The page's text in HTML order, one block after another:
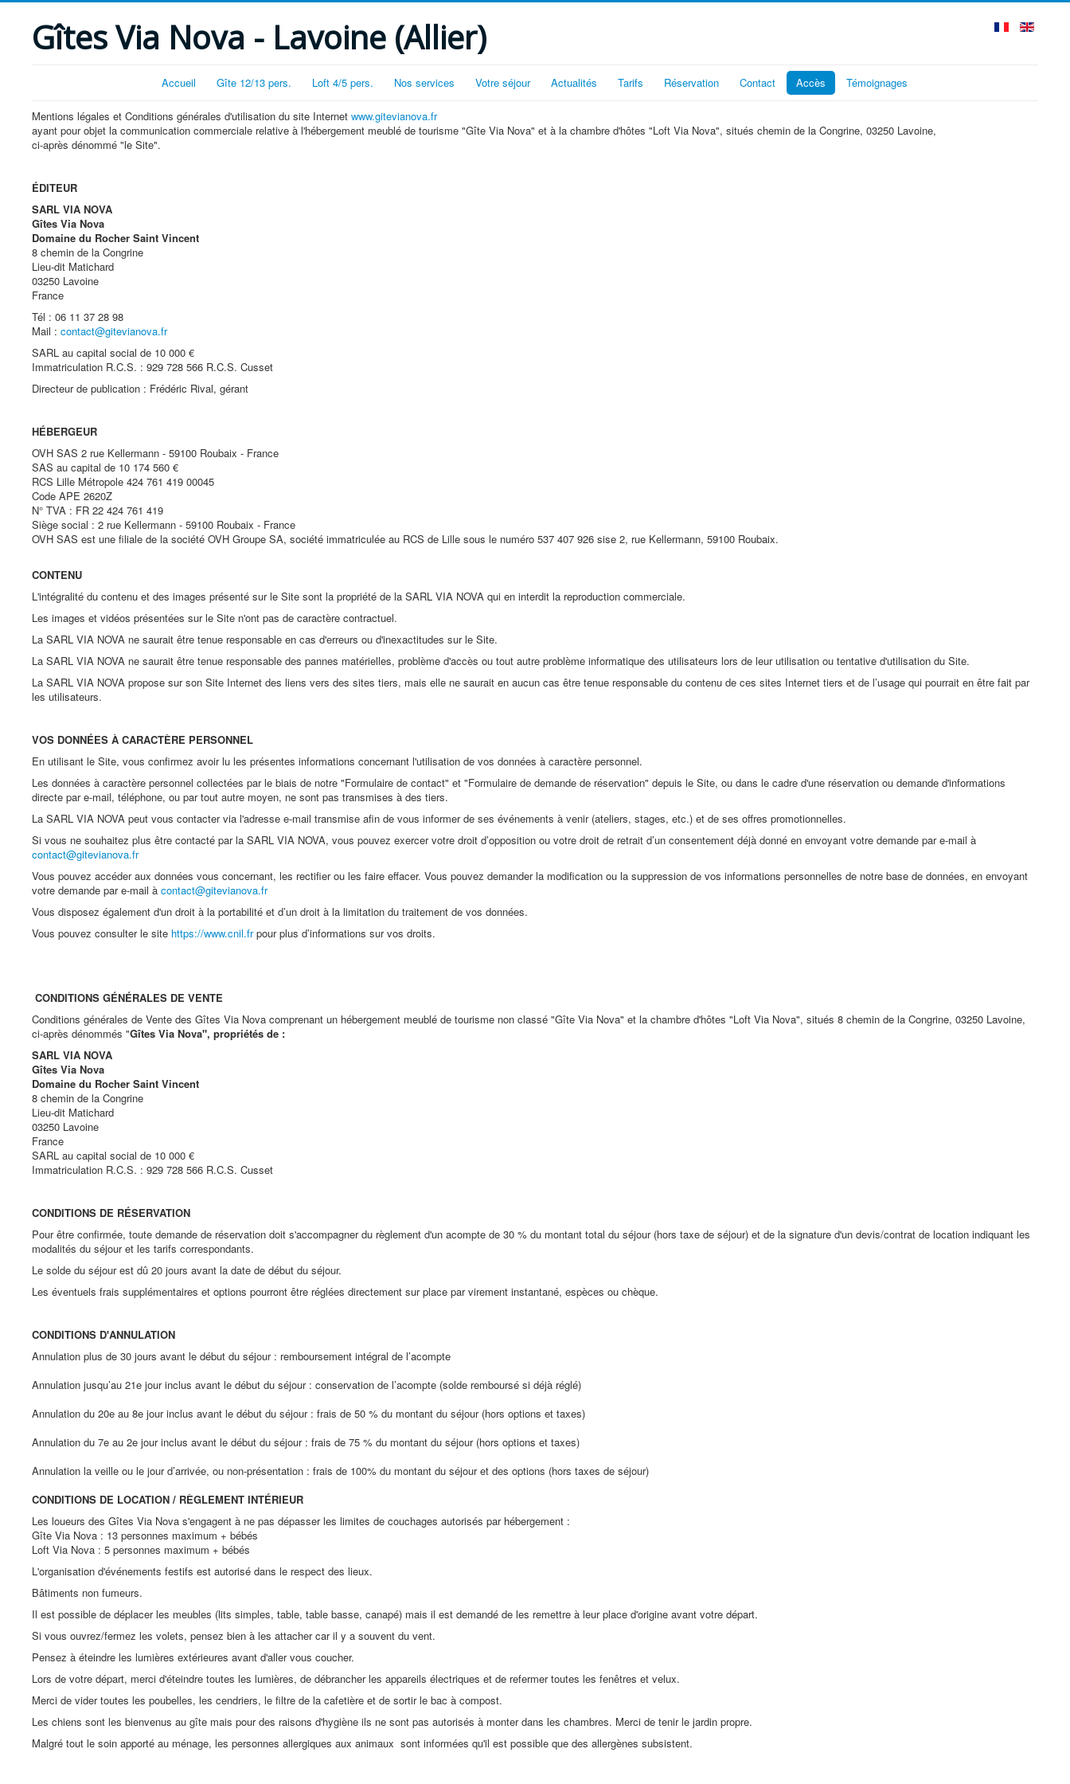
Gîtes Via Nova - Lavoine (Allier)
Accueil Gîte 12/13 pers. Loft 4/5 pers. Nos services Votre séjour Actualités Tarifs Réservation Contact Accès Témoignages
Mentions légales et Conditions générales d'utilisation du site Internet www.gitevianova.fr
ayant pour objet la communication commerciale relative à l'hébergement meublé de tourisme "Gîte Via Nova" et à la chambre d'hôtes "Loft Via Nova", situés chemin de la Congrine, 03250 Lavoine,
ci-après dénommé "le Site".
ÉDITEUR
SARL VIA NOVA
Gîtes Via Nova
Domaine du Rocher Saint Vincent
8 chemin de la Congrine
Lieu-dit Matichard
03250 Lavoine
France
Tél : 06 11 37 28 98
Mail : contact@gitevianova.fr
SARL au capital social de 10 000 €
Immatriculation R.C.S. : 929 728 566 R.C.S. Cusset
Directeur de publication : Frédéric Rival, gérant
HÉBERGEUR
OVH SAS 2 rue Kellermann - 59100 Roubaix - France
SAS au capital de 10 174 560 €
RCS Lille Métropole 424 761 419 00045
Code APE 2620Z
N° TVA : FR 22 424 761 419
Siège social : 2 rue Kellermann - 59100 Roubaix - France
OVH SAS est une filiale de la société OVH Groupe SA, société immatriculée au RCS de Lille sous le numéro 537 407 926 sise 2, rue Kellermann, 59100 Roubaix.
CONTENU
L'intégralité du contenu et des images présenté sur le Site sont la propriété de la SARL VIA NOVA qui en interdit la reproduction commerciale.
Les images et vidéos présentées sur le Site n'ont pas de caractère contractuel.
La SARL VIA NOVA ne saurait être tenue responsable en cas d'erreurs ou d'inexactitudes sur le Site.
La SARL VIA NOVA ne saurait être tenue responsable des pannes matérielles, problème d'accès ou tout autre problème informatique des utilisateurs lors de leur utilisation ou tentative d'utilisation du Site.
La SARL VIA NOVA propose sur son Site Internet des liens vers des sites tiers, mais elle ne saurait en aucun cas être tenue responsable du contenu de ces sites Internet tiers et de l’usage qui pourrait en être fait par
les utilisateurs.
VOS DONNÉES À CARACTÈRE PERSONNEL
En utilisant le Site, vous confirmez avoir lu les présentes informations concernant l'utilisation de vos données à caractère personnel.
Les données à caractère personnel collectées par le biais de notre "Formulaire de contact" et "Formulaire de demande de réservation" depuis le Site, ou dans le cadre d'une réservation ou demande d'informations
directe par e-mail, téléphone, ou par tout autre moyen, ne sont pas transmises à des tiers.
La SARL VIA NOVA peut vous contacter via l'adresse e-mail transmise afin de vous informer de ses événements à venir (ateliers, stages, etc.) et de ses offres promotionnelles.
Si vous ne souhaitez plus être contacté par la SARL VIA NOVA, vous pouvez exercer votre droit d’opposition ou votre droit de retrait d’un consentement déjà donné en envoyant votre demande par e-mail à
contact@gitevianova.fr
Vous pouvez accéder aux données vous concernant, les rectifier ou les faire effacer. Vous pouvez demander la modification ou la suppression de vos informations personnelles de notre base de données, en envoyant
votre demande par e-mail à contact@gitevianova.fr
Vous disposez également d'un droit à la portabilité et d’un droit à la limitation du traitement de vos données.
Vous pouvez consulter le site https://www.cnil.frpour plus d’informations sur vos droits.
CONDITIONS GÉNÉRALES DE VENTE
Conditions générales de Vente des Gîtes Via Nova comprenant un hébergement meublé de tourisme non classé "Gîte Via Nova" et la chambre d'hôtes "Loft Via Nova", situés 8 chemin de la Congrine, 03250 Lavoine,
ci-après dénommés "Gîtes Via Nova", propriétés de :
SARL VIA NOVA
Gîtes Via Nova
Domaine du Rocher Saint Vincent
8 chemin de la Congrine
Lieu-dit Matichard
03250 Lavoine
France
SARL au capital social de 10 000 €
Immatriculation R.C.S. : 929 728 566 R.C.S. Cusset
CONDITIONS DE RÉSERVATION
Pour être confirmée, toute demande de réservation doit s'accompagner du règlement d'un acompte de 30 % du montant total du séjour (hors taxe de séjour) et de la signature d'un devis/contrat de location indiquant les
modalités du séjour et les tarifs correspondants.
Le solde du séjour est dû 20 jours avant la date de début du séjour.
Les éventuels frais supplémentaires et options pourront être réglées directement sur place par virement instantané, espèces ou chèque.
CONDITIONS D'ANNULATION
Annulation plus de 30 jours avant le début du séjour : remboursement intégral de l’acompte
Annulation jusqu’au 21e jour inclus avant le début du séjour : conservation de l’acompte (solde remboursé si déjà réglé)
Annulation du 20e au 8e jour inclus avant le début du séjour : frais de 50 % du montant du séjour (hors options et taxes)
Annulation du 7e au 2e jour inclus avant le début du séjour : frais de 75 % du montant du séjour (hors options et taxes)
Annulation la veille ou le jour d’arrivée, ou non-présentation : frais de 100% du montant du séjour et des options (hors taxes de séjour)
CONDITIONS DE LOCATION / RÈGLEMENT INTÉRIEUR
Les loueurs des Gîtes Via Nova s'engagent à ne pas dépasser les limites de couchages autorisés par hébergement :
Gîte Via Nova : 13 personnes maximum + bébés
Loft Via Nova : 5 personnes maximum + bébés
L'organisation d'événements festifs est autorisé dans le respect des lieux.
Bâtiments non fumeurs.
Il est possible de déplacer les meubles (lits simples, table, table basse, canapé) mais il est demandé de les remettre à leur place d'origine avant votre départ.
Si vous ouvrez/fermez les volets, pensez bien à les attacher car il y a souvent du vent.
Pensez à éteindre les lumières extérieures avant d'aller vous coucher.
Lors de votre départ, merci d'éteindre toutes les lumières, de débrancher les appareils électriques et de refermer toutes les fenêtres et velux.
Merci de vider toutes les poubelles, les cendriers, le filtre de la cafetière et de sortir le bac à compost.
Les chiens sont les bienvenus au gîte mais pour des raisons d'hygiène ils ne sont pas autorisés à monter dans les chambres. Merci de tenir le jardin propre.
Malgré tout le soin apporté au ménage, les personnes allergiques aux animaux sont informées qu'il est possible que des allergènes subsistent.